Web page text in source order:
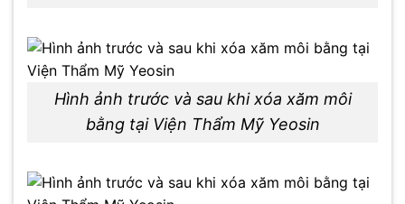
Hình ảnh trước và sau khi xóa xăm môi
bằng tại Viện Thẩm Mỹ Yeosin